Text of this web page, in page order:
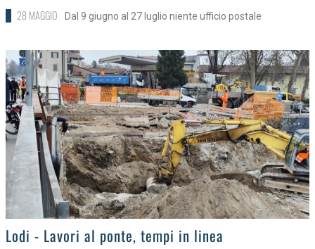
28 MAGGIO Dal 9 giugno al 27 luglio niente ufficio postale
>Lodi - Lavori al ponte, tempi in linea